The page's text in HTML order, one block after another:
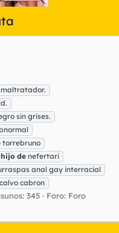
maltratador.
sin grises.
torrebruno
hijo de nefertari
anal gay interracial
cabron
345 Foro: Foro